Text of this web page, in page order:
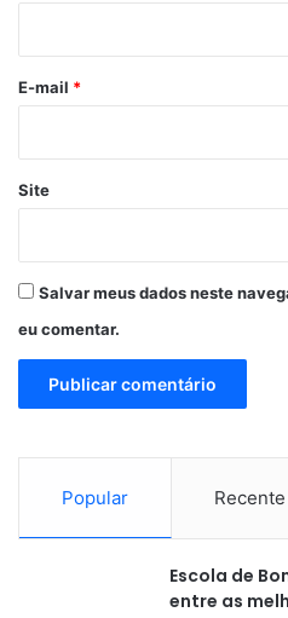
*
E-mail *
Site
Salvar meus dados neste
eu comentar.
Popular Recente
Escola de
entre as